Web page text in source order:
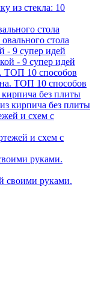
стола
- 9 супер идей
ТОП 10 способов
кирпича без плиты
и схем с
руками.